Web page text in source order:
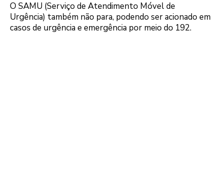
O SAMU (Serviço de Atendimento Móvel de
Urgência) também não para, podendo ser acionado em
casos de urgência e emergência por meio do 192.